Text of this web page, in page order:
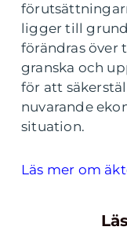
ligger till
förändras över
granska och
för att
nuvarande
situation.
Läs mer om